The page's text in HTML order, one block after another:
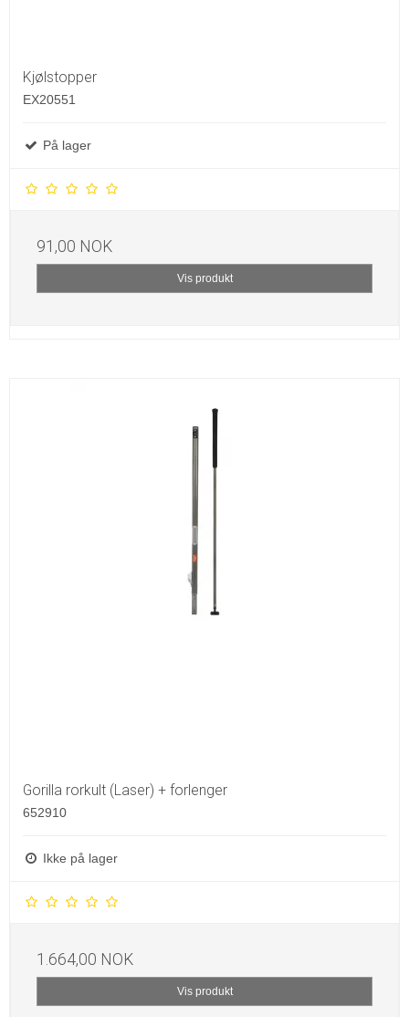
Kjølstopper
EX20551
På lager
91,00 NOK
Vis produkt
Gorilla rorkult (Laser) + forlenger
652910
Ikke på lager
1.664,00 NOK
Vis produkt